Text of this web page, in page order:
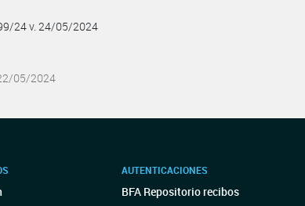
24 v. 24/05/2024
05/2024
AUTENTICACIONES
BFA Repositorio recibos